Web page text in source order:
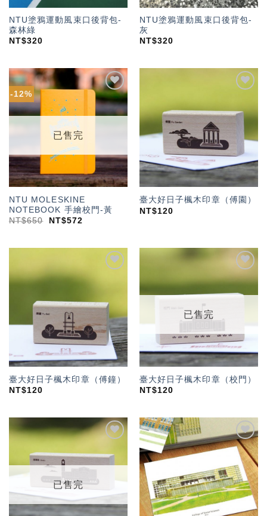
NTU塗鴉運動風束口後背包-
森林綠
NT$320
NTU塗鴉運動風束口後背包-
灰
NT$320
-12%
加入
「願
望輕
已售完
NTU MOLESKINE
NOTEBOOK 手繪校門-黃
NT$650 NT$572
望輕
臺大好日子楓木印章（傅園）
NT$120
單」
臺大好日子楓木印章（傅鐘）
NT$120
加入
望輕
已售完
臺大好日子楓木印章（校門）
NT$120
「願
望輕
已售完
加入
「願
望輕
單」